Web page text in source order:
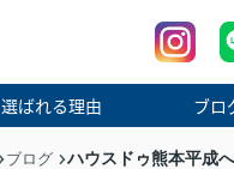
選ばれる理由 ブロ
ブログ ハウスドゥ熊本平成